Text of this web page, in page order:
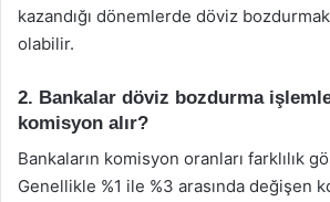
kazandığı dönemlerde döviz
olabilir.
2. Bankalar döviz bozdurma
komisyon alır?
Bankaların komisyon oranları farklılık
Genellikle %1 ile %3 arasında değişen